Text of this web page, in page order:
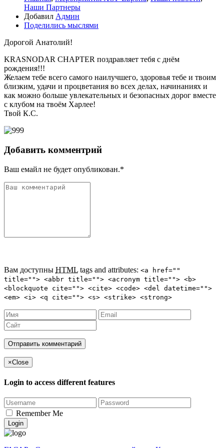
Наши Партнеры
Добавил Админ
Поделились мыслями
Дорогой Анатолий!
KRASNODAR CHAPTER поздравляет тебя с днём
рождения!!!
Желаем тебе всего самого наилучшего, здоровья тебе и твоим
близким, удачи и процветания во всех делах, начинаниях и
как можно больше увлекательных и безопасных дорог вместе
с клубом на твоём Харлее!
Твой К.С.
Добавить комментрий
Ваш емайл не будет опубликован.*
Вам доступны HTML tags and attributes: <a href=""
title=""> <abbr title=""> <acronym title=""> <b>
<blockquote cite=""> <cite> <code> <del datetime="">
<em> <i> <q cite=""> <s> <strike> <strong>
×Close
Login to access different features
Remember Me
Login